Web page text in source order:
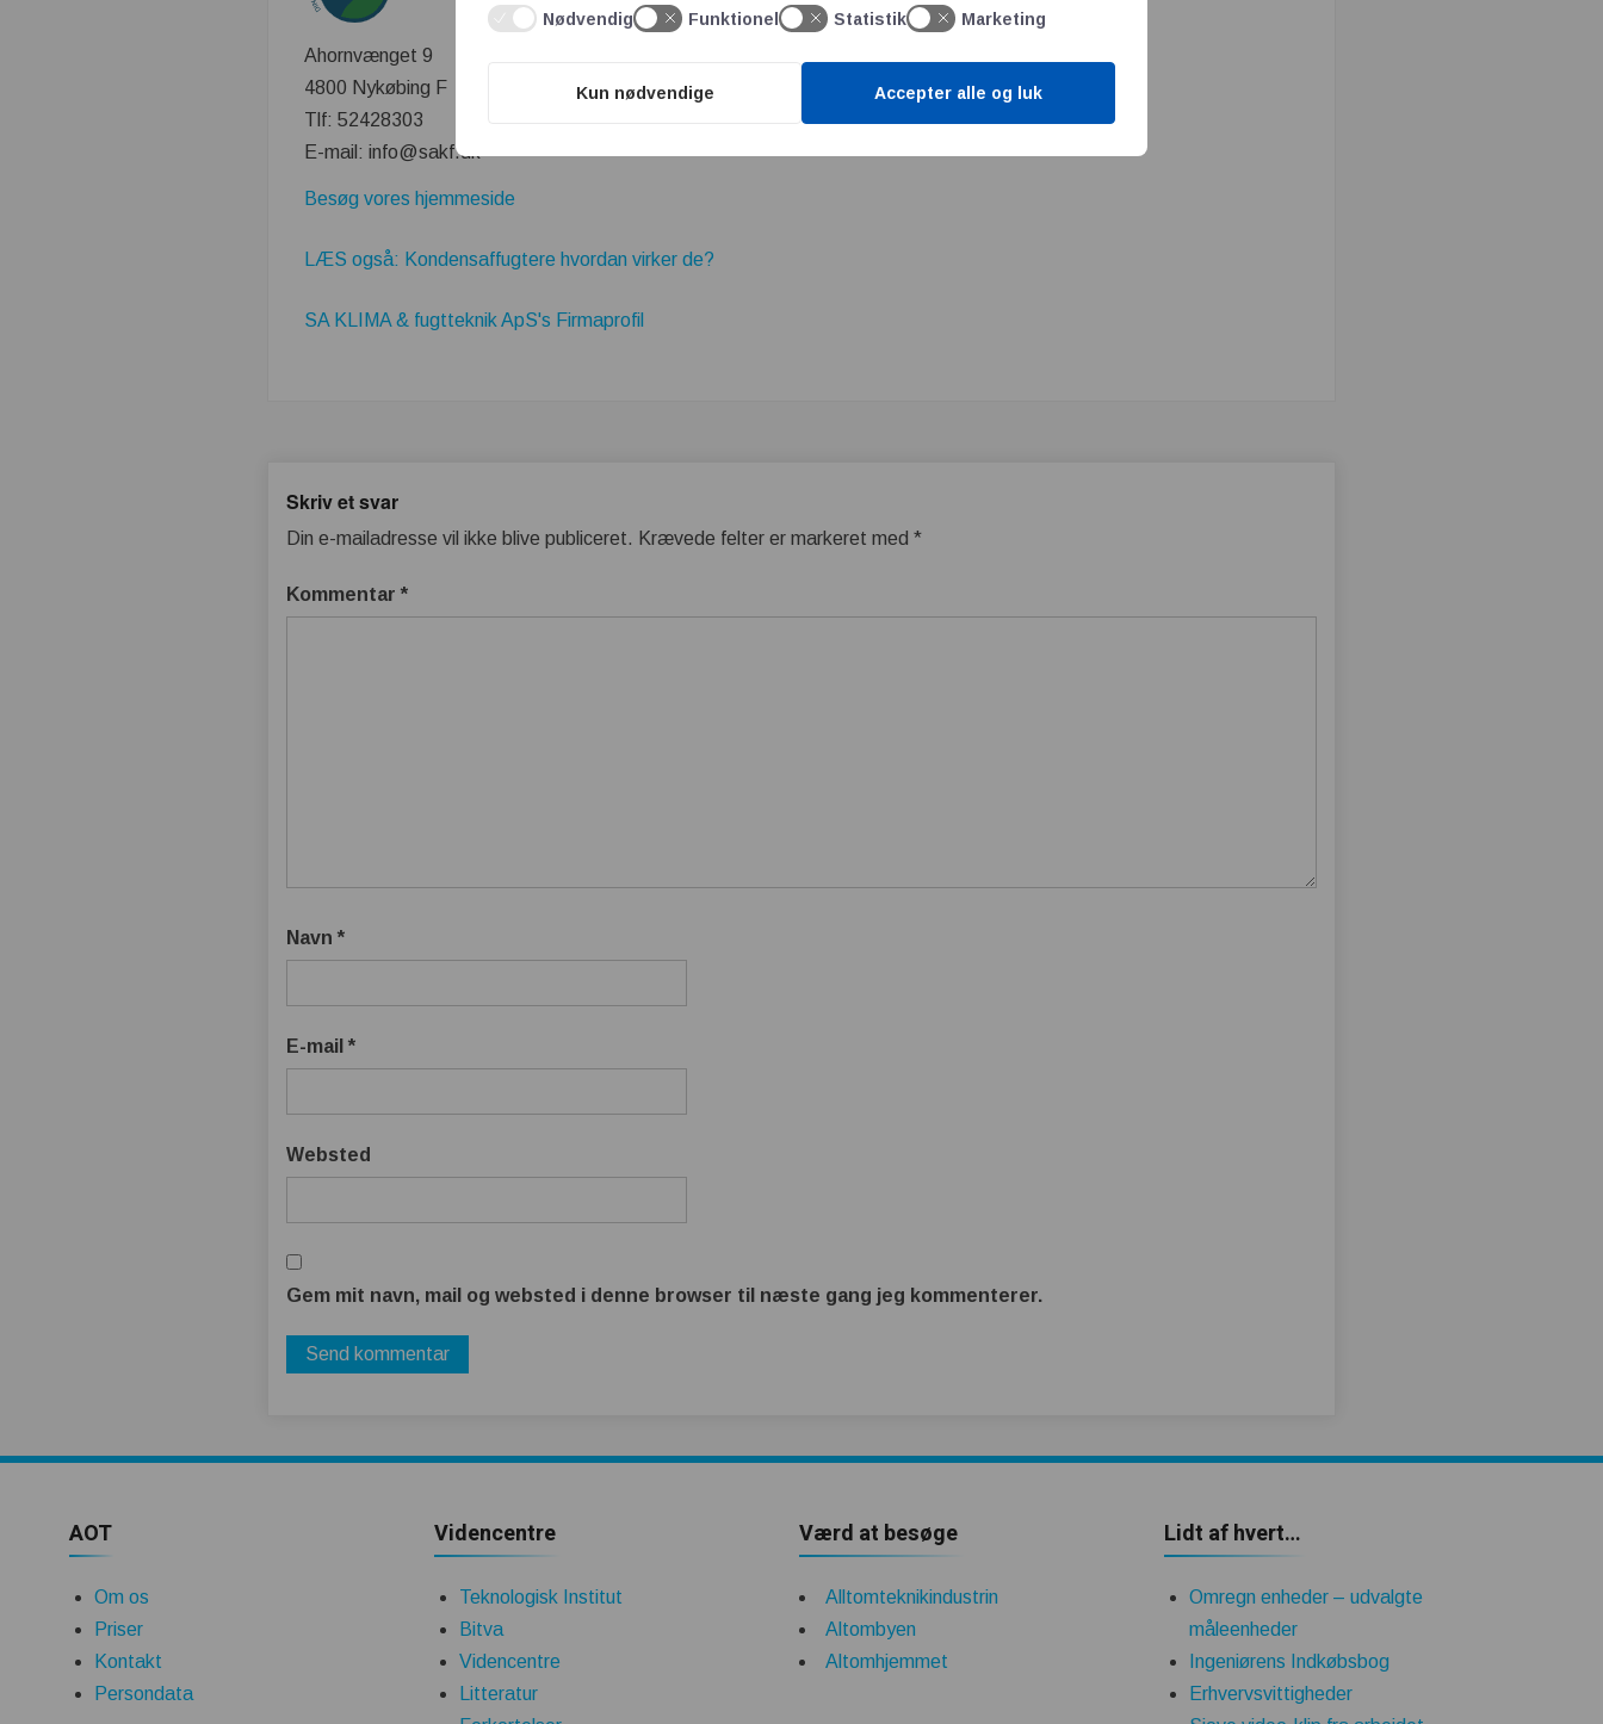
Ahornvænget 9
4800 Nykøbing F
Tlf: 52428303
E-mail: info@sakf.dk
Besøg vores hjemmeside
LÆS også: Kondensaffugtere hvordan virker de?
SA KLIMA & fugtteknik ApS's Firmaprofil
Skriv et svar
Din e-mailadresse vil ikke blive publiceret. Krævede felter er markeret med*
Kommentar*
Navn*
E-mail*
Websted
Gem mit navn, mail og websted i denne browser til næste gang jeg kommenterer.
AOT
Om os
Priser
Kontakt
Persondata
Videncentre
Teknologisk Institut
Bitva
Videncentre
Litteratur
Værd at besøge
Alltomteknikindustrin
Altombyen
Altomhjemmet
Lidt af hvert…
Omregn enheder – udvalgte
måleenheder
Ingeniørens Indkøbsbog
Erhvervsvittigheder
Nødvendig Funktionel Statistik Marketing
Kun nødvendige Accepter alle og luk